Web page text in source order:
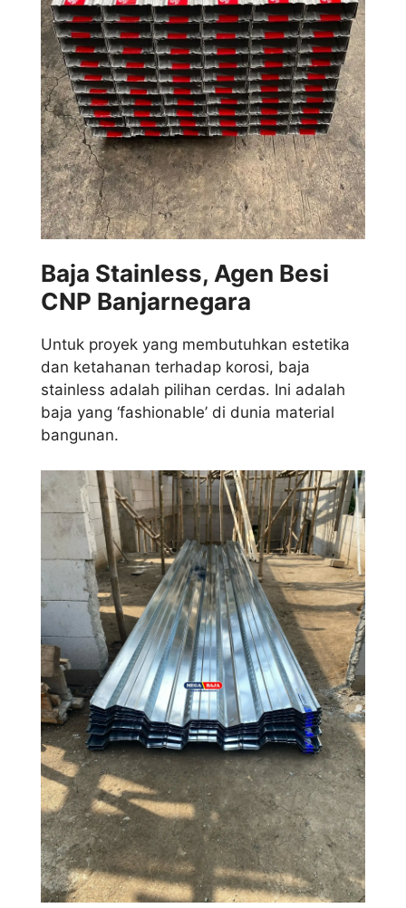
Baja Stainless, Agen Besi
CNP Banjarnegara
Untuk proyek yang membutuhkan estetika
dan ketahanan terhadap korosi, baja
stainless adalah pilihan cerdas. Ini adalah
baja yang ‘fashionable’ di dunia material
bangunan.